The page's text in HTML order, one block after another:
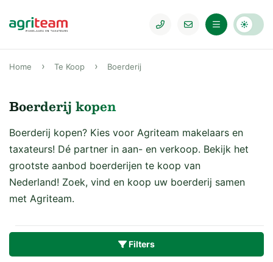
Home Te Koop Boerderij
Boerderij kopen
Boerderij kopen? Kies voor Agriteam makelaars en
taxateurs! Dé partner in aan- en verkoop. Bekijk het
grootste aanbod boerderijen te koop van
Nederland! Zoek, vind en koop uw boerderij samen
met Agriteam.
Filters